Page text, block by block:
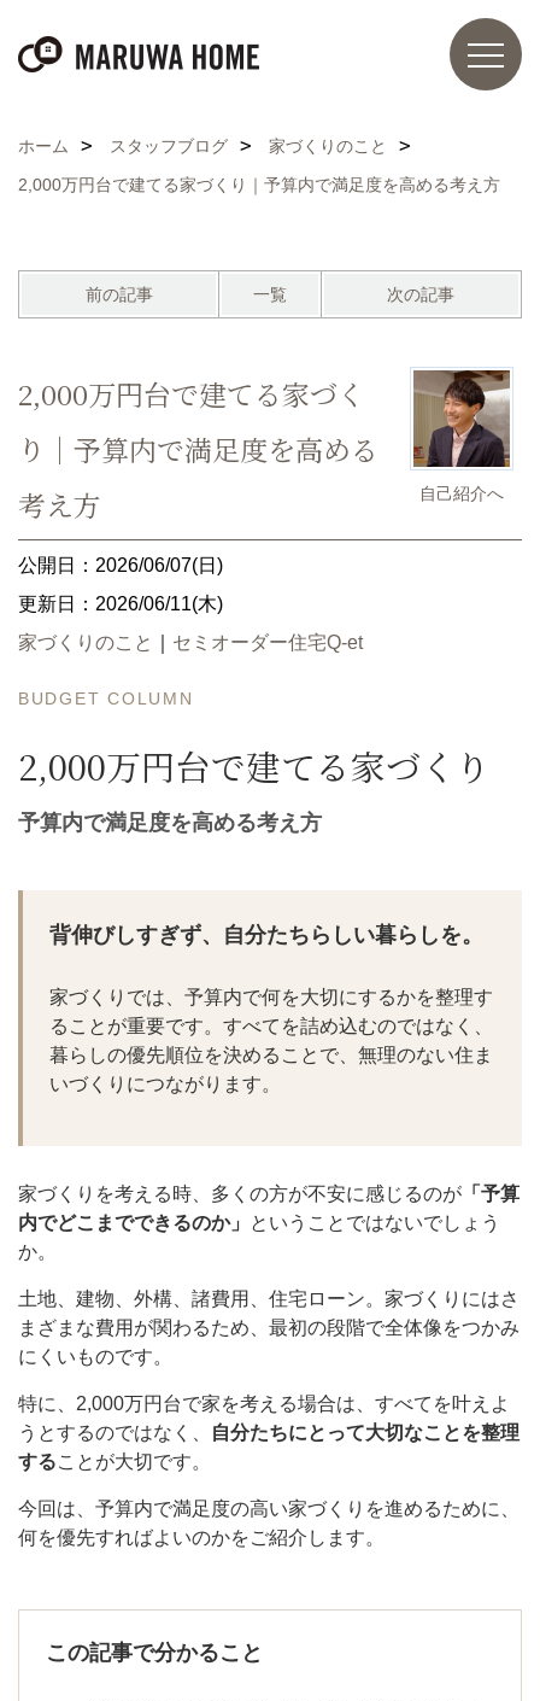
ホーム スタッフブログ
家づくりのこと
2,000万円台で建てる家づくり｜予算内で満足度を高める考え方
前の記事 一覧 次の記事
自己紹介へ
2,000万円台で建てる家づく
り｜予算内で満足度を高める
考え方
公開日：2026/06/07(日)
更新日：2026/06/11(木)
家づくりのこと
セミオーダー住宅Q-et
BUDGET COLUMN
2,000万円台で建てる家づくり
予算内で満足度を高める考え方
背伸びしすぎず、自分たちらしい暮らしを。
家づくりでは、予算内で何を大切にするかを整理す
ることが重要です。すべてを詰め込むのではなく、
暮らしの優先順位を決めることで、無理のない住ま
いづくりにつながります。
家づくりを考える時、多くの方が不安に感じるのが 「予算
内でどこまでできるのか」
ということではないでしょう
か。
土地、建物、外構、諸費用、住宅ローン。家づくりにはさ
まざまな費用が関わるため、最初の段階で全体像をつかみ
にくいものです。
特に、2,000万円台で家を考える場合は、すべてを叶えよ
うとするのではなく、
自分たちにとって大切なことを整理
することが大切です。
今回は、予算内で満足度の高い家づくりを進めるために、
何を優先すればよいのかをご紹介します。
この記事で分かること